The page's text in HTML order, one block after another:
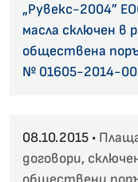
„Рувекс-2004”
масла сключен в
обществена
№ 01605-2014-
08.10.2015 •
договори,